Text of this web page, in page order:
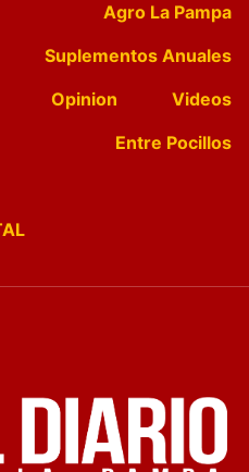
Agro La Pampa
Suplementos Anuales
Opinion
Videos
Entre Pocillos